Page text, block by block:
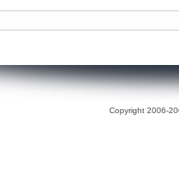
Copyright 2006-